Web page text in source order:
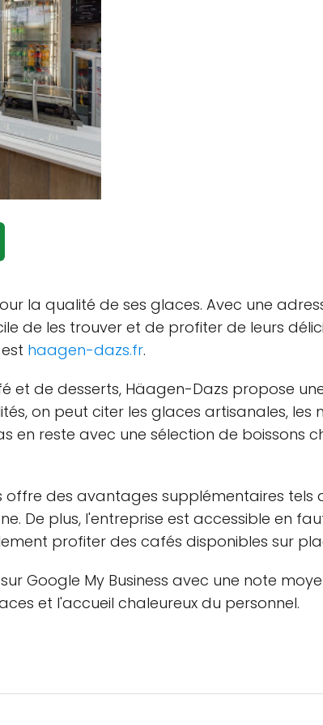
la qualité de ses glaces. Avec une
de les trouver et de profiter de leurs
haagen-dazs.fr.
et de desserts, Häagen-Dazs propose
on peut citer les glaces artisanales, les
en reste avec une sélection de boissons
des avantages supplémentaires tels
De plus, l'entreprise est accessible en
profiter des cafés disponibles sur
Google My Business avec une note
et l'accueil chaleureux du personnel.